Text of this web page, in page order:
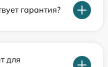
гарантия?
для